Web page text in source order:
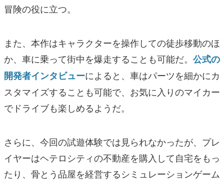
冒険の役に立つ。
また、本作はキャラクターを操作しての徒歩移動のほ
か、車に乗って街中を爆走することも可能だ。 公式の
開発者インタビューによると、車はパーツを細かにカ
スタマイズすることも可能で、お気に入りのマイカー
でドライブも楽しめるようだ。
さらに、今回の試遊体験では見られなかったが、プレ
イヤーはヘテロシティの不動産を購入して自宅をもっ
たり、骨とう品屋を経営するシミュレーションゲーム